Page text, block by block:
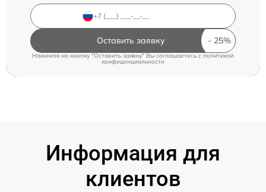
Оставить заявку
Нажимая на кнопку "Оставить заявку" Вы соглашаетесь cполитикой
конфиденциальности
Информация для
клиентов